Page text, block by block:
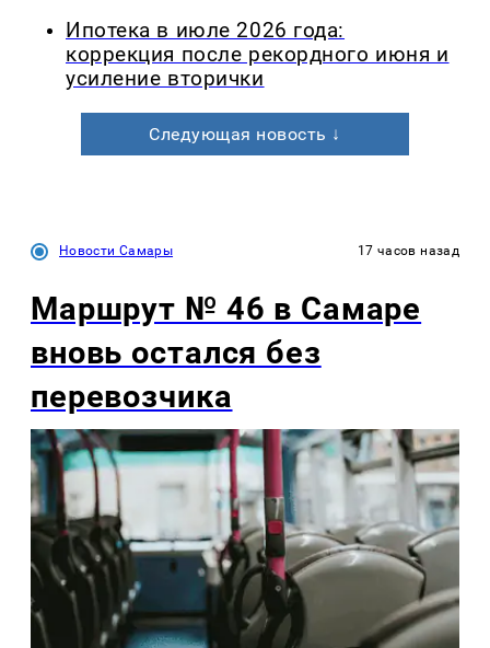
Ипотека в июле 2026 года:
коррекция после рекордного июня и
усиление вторички
Следующая новость ↓
Новости Самары 17 часов назад
Маршрут № 46 в Самаре
вновь остался без
перевозчика